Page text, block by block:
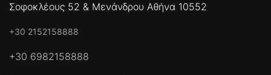
Σοφοκλέους 52 & Μενάνδρου Αθήνα 10552
+30 2152158888
+30 6982158888